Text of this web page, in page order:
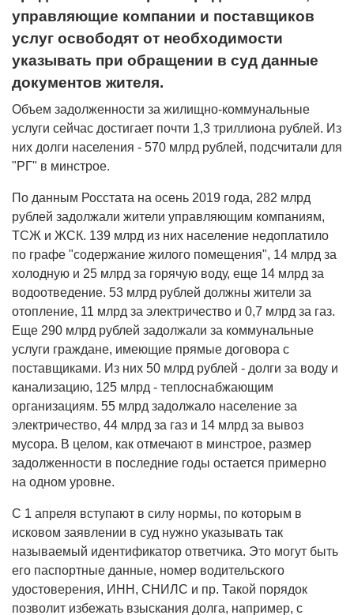
управляющие компании и поставщиков
услуг освободят от необходимости
указывать при обращении в суд данные
документов жителя.
Объем задолженности за жилищно-коммунальные
услуги сейчас достигает почти 1,3 триллиона рублей. Из
них долги населения - 570 млрд рублей, подсчитали для
"РГ" в минстрое.
По данным Росстата на осень 2019 года, 282 млрд
рублей задолжали жители управляющим компаниям,
ТСЖ и ЖСК. 139 млрд из них население недоплатило
по графе "содержание жилого помещения", 14 млрд за
холодную и 25 млрд за горячую воду, еще 14 млрд за
водоотведение. 53 млрд рублей должны жители за
отопление, 11 млрд за электричество и 0,7 млрд за газ.
Еще 290 млрд рублей задолжали за коммунальные
услуги граждане, имеющие прямые договора с
поставщиками. Из них 50 млрд рублей - долги за воду и
канализацию, 125 млрд - теплоснабжающим
организациям. 55 млрд задолжало население за
электричество, 44 млрд за газ и 14 млрд за вывоз
мусора. В целом, как отмечают в минстрое, размер
задолженности в последние годы остается примерно
на одном уровне.
С 1 апреля вступают в силу нормы, по которым в
исковом заявлении в суд нужно указывать так
называемый идентификатор ответчика. Это могут быть
его паспортные данные, номер водительского
удостоверения, ИНН, СНИЛС и пр. Такой порядок
позволит избежать взыскания долга, например, с